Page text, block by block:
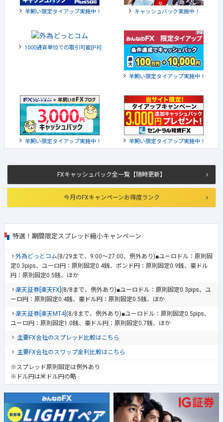
FXキャッシュバック全一覧【随時更新】
今月のFXキャンペーンお得度ランク
特選！期間限定スプレッド縮小キャンペーン
外為どっとコム(8/29まで、9:00～27:00、例外あり)■ユーロドル：原則固
定0.3pips、ユーロ円：原則固定0.4銭、ポンド円：原則固定0.9銭、豪ドル
円：原則固定0.5銭、ほか
楽天証券[楽天FX] (8/8まで、例外あり)■ユーロドル：原則固定0.3pips、ユ
ーロ円：原則固定0.4銭、豪ドル円：原則固定0.5銭、ほか
楽天証券[楽天MT4] (8/8まで、例外あり)■ユーロドル：原則固定0.5pips、
ユーロ円：原則固定1.0銭、豪ドル円：原則固定0.7銭、ほか
主要FX会社のスプレッド比較はこちら
主要FX会社のスワップ金利比較はこちら
※スプレッド原則固定は例外あり
※ドル円は米ドル円の略
羊飼い限定タイアップ実施中！ キャッシュバック実施中！
1000通貨単位での取引可能[PR]
羊飼い限定タイアップ実施中！
羊飼い限定タイアップ実施中！ 羊飼い限定タイアップ実施中！